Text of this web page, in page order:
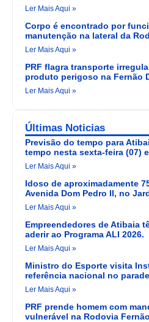
Ler Mais Aqui »
Corpo é encontrado por
manutenção na lateral da
Ler Mais Aqui »
PRF flagra transporte
produto perigoso na Fernão
Ler Mais Aqui »
Últimas Noticias
Previsão do tempo para
tempo nesta sexta-feira (07)
Ler Mais Aqui »
Idoso de aproximadamente
Avenida Dom Pedro II, no
Ler Mais Aqui »
Empreendedores de Atibaia
aderir ao Programa ALI 2026.
Ler Mais Aqui »
Ministro do Esporte visita
referência nacional no
Ler Mais Aqui »
PRF prende homem com
vulnerável na Rodovia